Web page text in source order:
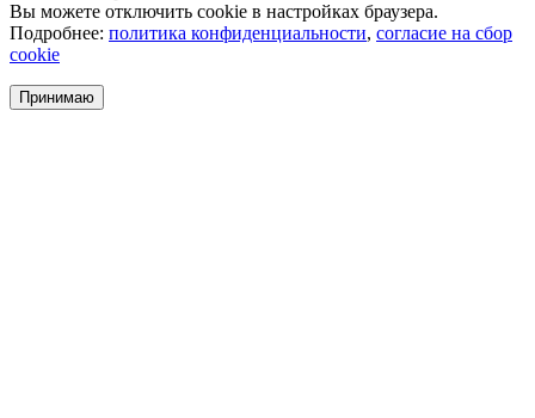
Вы можете отключить cookie в настройках браузера.
Подробнее: политика конфиденциальности, согласие на сбор
cookie
Принимаю